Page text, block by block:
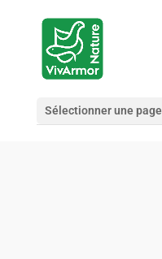
Sélectionner une page